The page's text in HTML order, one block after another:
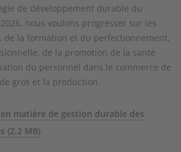
de développement durable du
nous voulons progresser sur les
de la formation et du perfectionnement,
de la promotion de la santé
du personnel dans le commerce de
gros et la production.
matière de gestion durable des
(2.2 MB)